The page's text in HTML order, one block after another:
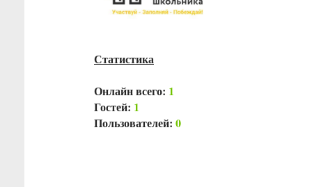
Статистика
Онлайн всего: 1
Гостей: 1
Пользователей: 0